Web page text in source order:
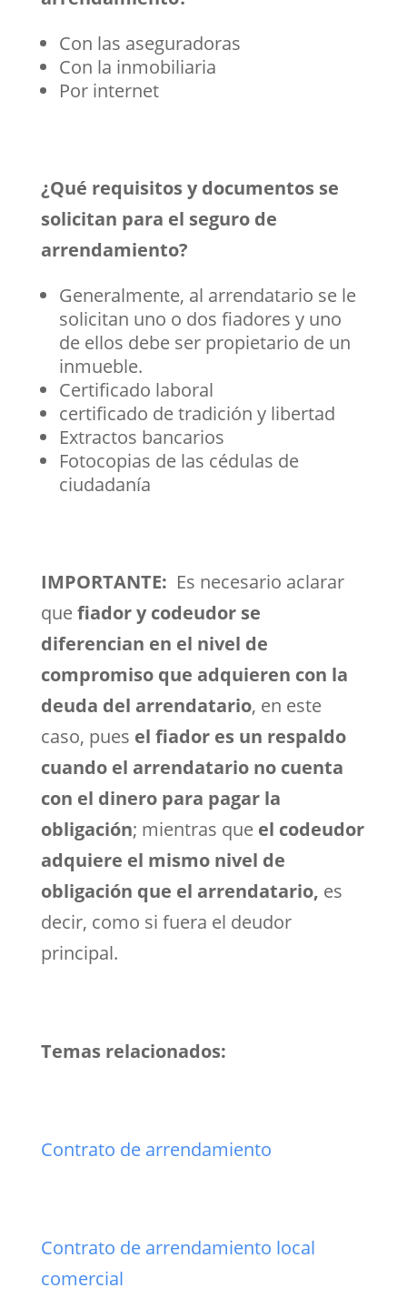
Con las aseguradoras
Con la inmobiliaria
Por internet
¿Qué requisitos y documentos se
solicitan para el seguro de
arrendamiento?
Generalmente, al arrendatario se le
solicitan uno o dos fiadores y uno
de ellos debe ser propietario de un
inmueble.
Certificado laboral
certificado de tradición y libertad
Extractos bancarios
Fotocopias de las cédulas de
ciudadanía
IMPORTANTE: Es necesario aclarar
quefiador y codeudor se
diferencian en el nivel de
compromiso que adquieren con la
deuda del arrendatario, en este
caso, pues el fiador es un respaldo
cuando el arrendatario no cuenta
con el dinero para pagar la
obligación; mientras que el codeudor
adquiere el mismo nivel de
obligación que el arrendatario, es
decir, como si fuera el deudor
principal.
Temas relacionados:
Contrato de arrendamiento
Contrato de arrendamiento local
comercial